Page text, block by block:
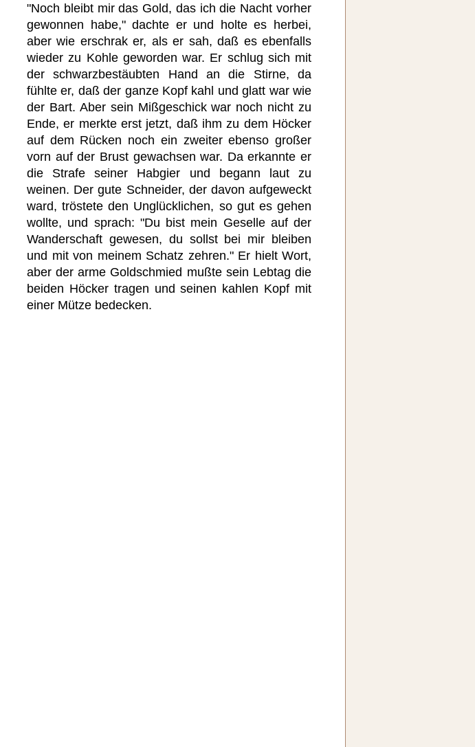
"Noch bleibt mir das Gold, das ich die Nacht vorher
gewonnen habe," dachte er und holte es herbei,
aber wie erschrak er, als er sah, daß es ebenfalls
wieder zu Kohle geworden war. Er schlug sich mit
der schwarzbestäubten Hand an die Stirne, da
fühlte er, daß der ganze Kopf kahl und glatt war wie
der Bart. Aber sein Mißgeschick war noch nicht zu
Ende, er merkte erst jetzt, daß ihm zu dem Höcker
auf dem Rücken noch ein zweiter ebenso großer
vorn auf der Brust gewachsen war. Da erkannte er
die Strafe seiner Habgier und begann laut zu
weinen. Der gute Schneider, der davon aufgeweckt
ward, tröstete den Unglücklichen, so gut es gehen
wollte, und sprach: "Du bist mein Geselle auf der
Wanderschaft gewesen, du sollst bei mir bleiben
und mit von meinem Schatz zehren." Er hielt Wort,
aber der arme Goldschmied mußte sein Lebtag die
beiden Höcker tragen und seinen kahlen Kopf mit
einer Mütze bedecken.